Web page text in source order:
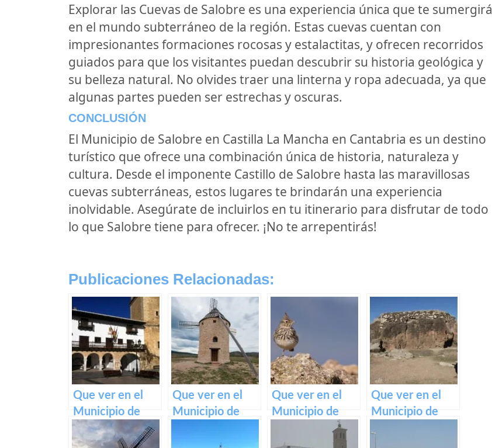
Explorar las Cuevas de Salobre es una experiencia única que te sumergirá
en el mundo subterráneo de la región. Estas cuevas cuentan con
impresionantes formaciones rocosas y estalactitas, y ofrecen recorridos
guiados para que los visitantes puedan descubrir su historia geológica y
su belleza natural. No olvides traer una linterna y ropa adecuada, ya que
algunas partes pueden ser estrechas y oscuras.
CONCLUSIÓN
El Municipio de Salobre en Castilla La Mancha en Cantabria es un destino
turístico que ofrece una combinación única de historia, naturaleza y
cultura. Desde el imponente Castillo de Salobre hasta las maravillosas
cuevas subterráneas, estos lugares te brindarán una experiencia
inolvidable. Asegúrate de incluirlos en tu itinerario para disfrutar de todo
lo que Salobre tiene para ofrecer. ¡No te arrepentirás!
Publicaciones Relacionadas:
Que ver en el
Municipio de
Tarazona de la
Mancha en
Que ver en el
Municipio de
Castilla La
Que ver en el
Municipio de
Buenache de la
Sierra en Castilla
Que ver en el
Municipio de